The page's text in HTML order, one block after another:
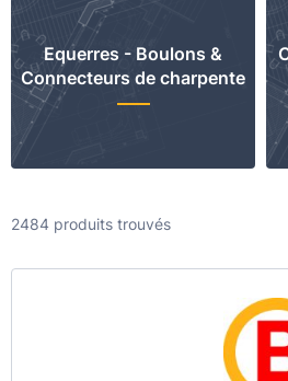
Equerres - Boulons &
Connecteurs de charpente
2484 produits trouvés